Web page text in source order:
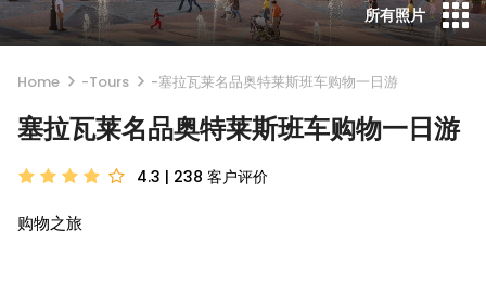
Home -Tours -塞拉瓦莱名品奥特莱斯班车购物一日游
塞拉瓦莱名品奥特莱斯班车购物一日游
4.3 | 238 客户评价
购物之旅
所有照片